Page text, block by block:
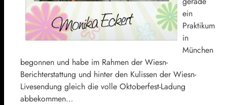
ein
Praktikum
in
München
begonnen und habe im Rahmen der Wiesn-
Berichterstattung und hinter den Kulissen der Wiesn-
Livesendung gleich die volle Oktoberfest-Ladung
abbekommen…